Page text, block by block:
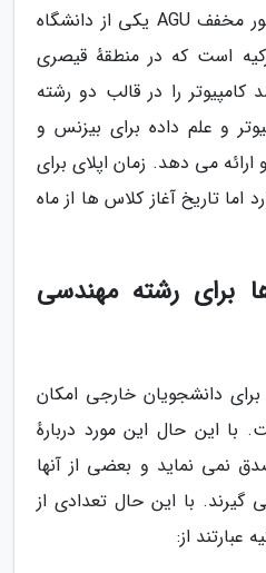
دانشگاه عبدالله گل یا به طور مخفف AGU یکی از دانشگاه
است که در منطقهٔ قیصری
را در قالب دو رشته
و علم داده برای بیزنس و
با شهریهٔ 295 یورو ارائه می دهد. زمان اپلای برای
اما تاریخ آغاز کلاس ها از ماه
ها برای رشته مهندسی
برای دانشجویان خارجی امکان
با این حال این مورد دربارهٔ
نمی نماید و بعضی از آنها
با این حال تعدادی از
عبارتند از: